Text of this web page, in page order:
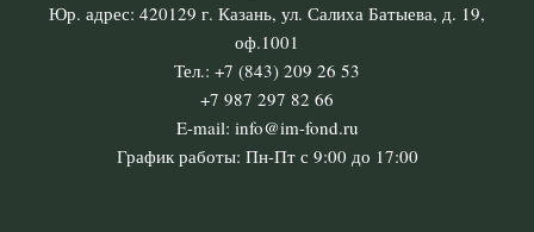
Юр. адрес: 420129 г. Казань, ул. Салиха Батыева, д. 19,
оф.1001
Тел.: +7 (843) 209 26 53
+7 987 297 82 66
E-mail: info@im-fond.ru
График работы: Пн-Пт с 9:00 до 17:00